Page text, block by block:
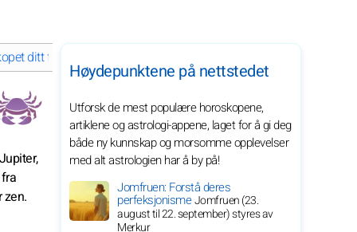
ditt for september 2026 for stjernetegnet ditt
zen.
Høydepunktene på nettstedet
Utforsk de mest populære horoskopene,
artiklene og astrologi-appene, laget for å gi deg
både ny kunnskap og morsomme opplevelser
med alt astrologien har å by på!
Jomfruen: Forstå deres
perfeksjonismeJomfruen (23.
august til 22. september) styres av
Merkur